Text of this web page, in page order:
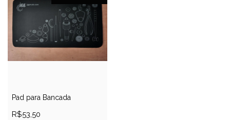
Pad para Bancada
R$53,50